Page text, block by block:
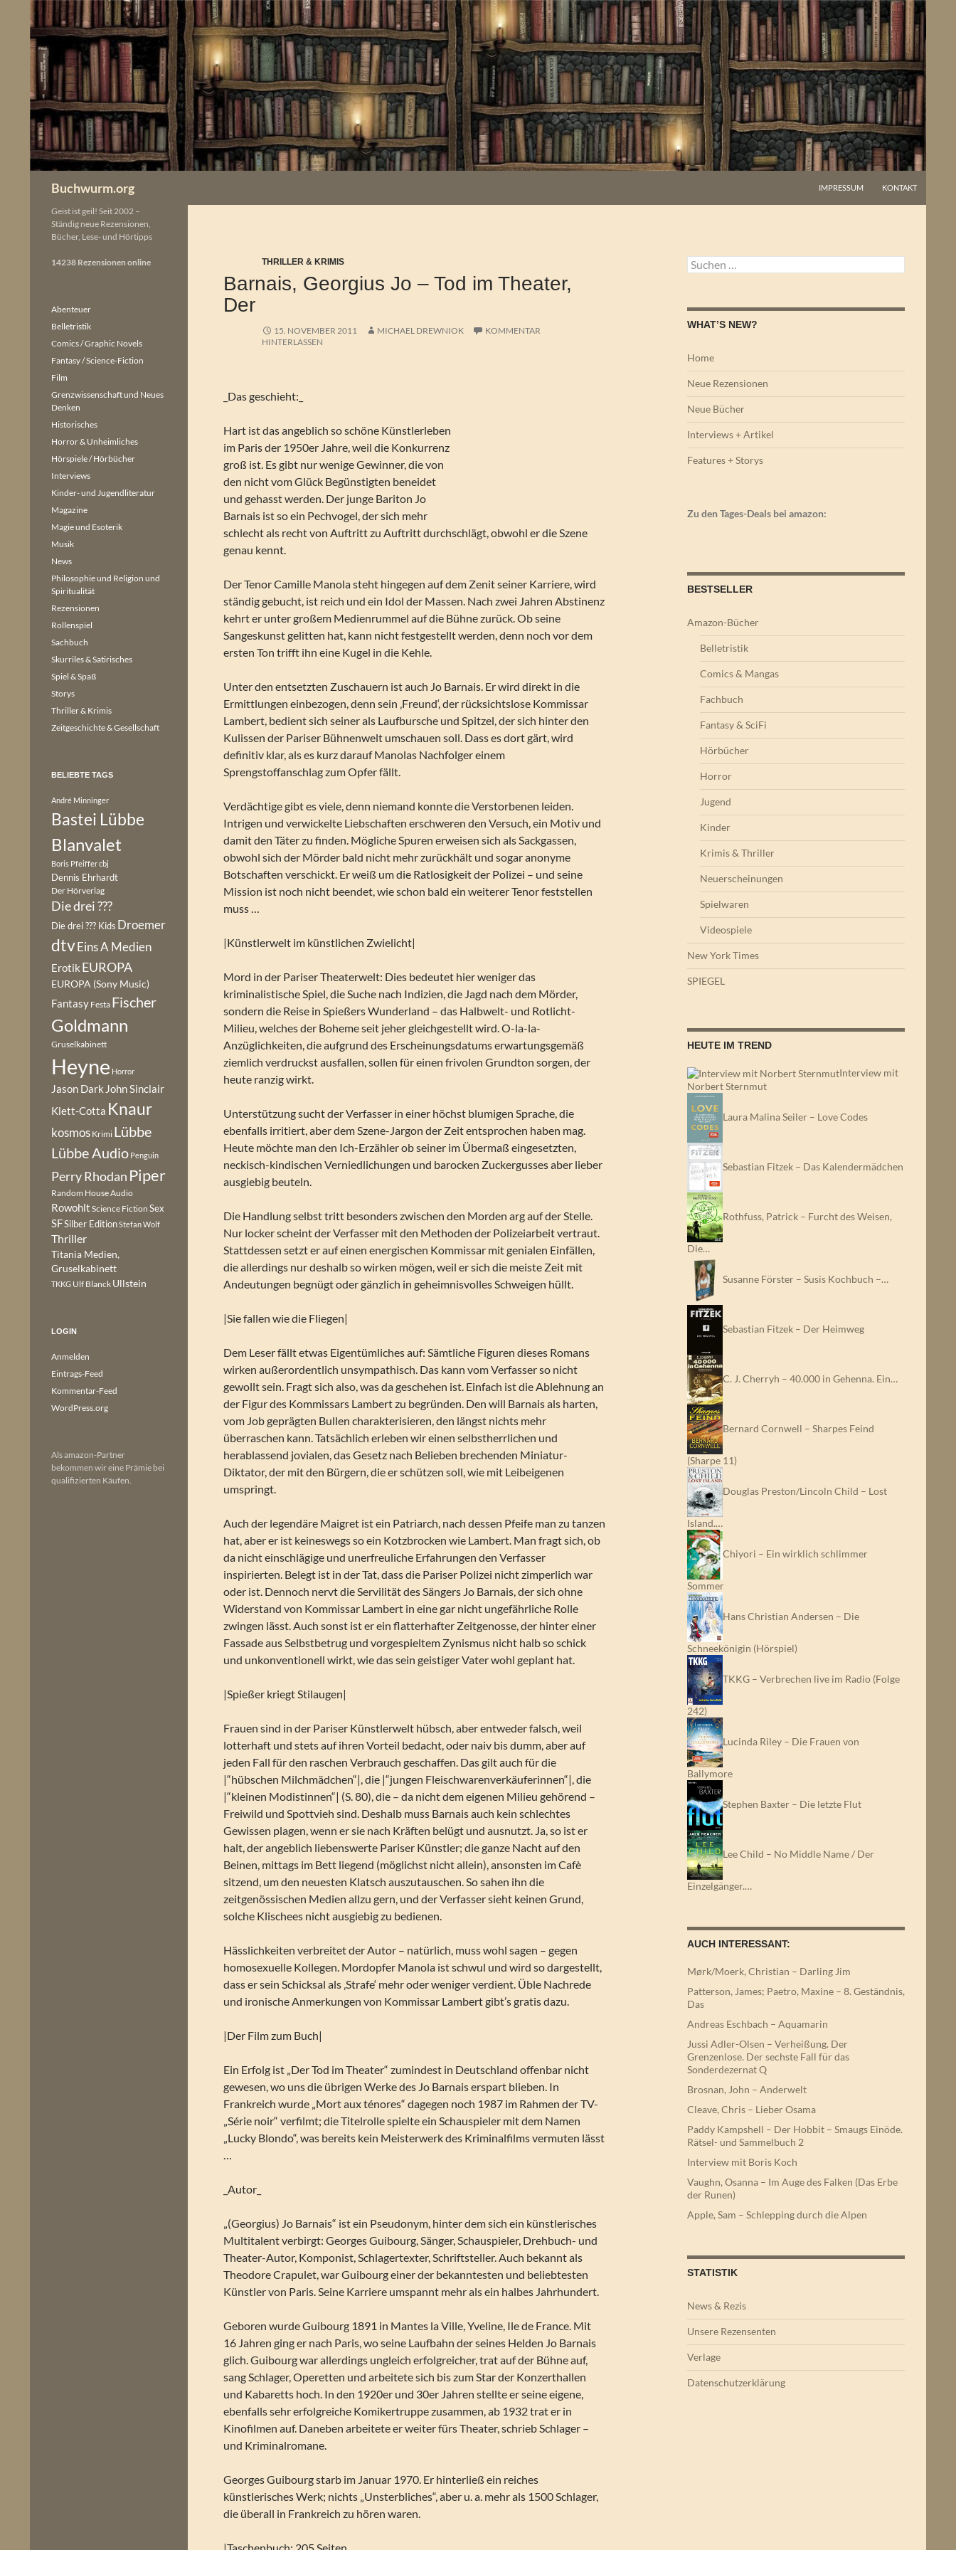
springen
Buchwurm.org IMPRESSUM KONTAKT
THRILLER & KRIMIS
Barnais, Georgius Jo – Tod im Theater,
Der
15. NOVEMBER 2011 MICHAEL DREWNIOK
KOMMENTAR
HINTERLASSEN
_Das geschieht:_
Hart ist das angeblich so schöne Künstlerleben
im Paris der 1950er Jahre, weil die Konkurrenz
groß ist. Es gibt nur wenige Gewinner, die von
den nicht vom Glück Begünstigten beneidet
und gehasst werden. Der junge Bariton Jo
Barnais ist so ein Pechvogel, der sich mehr
schlecht als recht von Auftritt zu Auftritt durchschlägt, obwohl er die Szene
genau kennt.
Der Tenor Camille Manola steht hingegen auf dem Zenit seiner Karriere, wird
ständig gebucht, ist reich und ein Idol der Massen. Nach zwei Jahren Abstinenz
kehrt er unter großem Medienrummel auf die Bühne zurück. Ob seine
Sangeskunst gelitten hat, kann nicht festgestellt werden, denn noch vor dem
ersten Ton trifft ihn eine Kugel in die Kehle.
Unter den entsetzten Zuschauern ist auch Jo Barnais. Er wird direkt in die
Ermittlungen einbezogen, denn sein ‚Freund‘, der rücksichtslose Kommissar
Lambert, bedient sich seiner als Laufbursche und Spitzel, der sich hinter den
Kulissen der Pariser Bühnenwelt umschauen soll. Dass es dort gärt, wird
definitiv klar, als es kurz darauf Manolas Nachfolger einem
Sprengstoffanschlag zum Opfer fällt.
Verdächtige gibt es viele, denn niemand konnte die Verstorbenen leiden.
Intrigen und verwickelte Liebschaften erschweren den Versuch, ein Motiv und
damit den Täter zu finden. Mögliche Spuren erweisen sich als Sackgassen,
obwohl sich der Mörder bald nicht mehr zurückhält und sogar anonyme
Botschaften verschickt. Er weiß um die Ratlosigkeit der Polizei – und seine
Mission ist noch nicht beendet, wie schon bald ein weiterer Tenor feststellen
muss …
|Künstlerwelt im künstlichen Zwielicht|
Mord in der Pariser Theaterwelt: Dies bedeutet hier weniger das
kriminalistische Spiel, die Suche nach Indizien, die Jagd nach dem Mörder,
sondern die Reise in Spießers Wunderland – das Halbwelt- und Rotlicht-
Milieu, welches der Boheme seit jeher gleichgestellt wird. O-la-la-
Anzüglichkeiten, die aufgrund des Erscheinungsdatums erwartungsgemäß
ziemlich verdruckst ausfallen, sollen für einen frivolen Grundton sorgen, der
heute ranzig wirkt.
Unterstützung sucht der Verfasser in einer höchst blumigen Sprache, die
ebenfalls irritiert, aber dem Szene-Jargon der Zeit entsprochen haben mag.
Heute möchte man den Ich-Erzähler ob seiner im Übermaß eingesetzten,
neckisch-kindischen Verniedlichungen und barocken Zuckergusses aber lieber
ausgiebig beuteln.
Die Handlung selbst tritt besonders zwischen den Morden arg auf der Stelle.
Nur locker scheint der Verfasser mit den Methoden der Polizeiarbeit vertraut.
Stattdessen setzt er auf einen energischen Kommissar mit genialen Einfällen,
die allerdings nur deshalb so wirken mögen, weil er sich die meiste Zeit mit
Andeutungen begnügt oder gänzlich in geheimnisvolles Schweigen hüllt.
|Sie fallen wie die Fliegen|
Dem Leser fällt etwas Eigentümliches auf: Sämtliche Figuren dieses Romans
wirken außerordentlich unsympathisch. Das kann vom Verfasser so nicht
gewollt sein. Fragt sich also, was da geschehen ist. Einfach ist die Ablehnung an
der Figur des Kommissars Lambert zu begründen. Den will Barnais als harten,
vom Job geprägten Bullen charakterisieren, den längst nichts mehr
überraschen kann. Tatsächlich erleben wir einen selbstherrlichen und
herablassend jovialen, das Gesetz nach Belieben brechenden Miniatur-
Diktator, der mit den Bürgern, die er schützen soll, wie mit Leibeigenen
umspringt.
Auch der legendäre Maigret ist ein Patriarch, nach dessen Pfeife man zu tanzen
hat, aber er ist keineswegs so ein Kotzbrocken wie Lambert. Man fragt sich, ob
da nicht einschlägige und unerfreuliche Erfahrungen den Verfasser
inspirierten. Belegt ist in der Tat, dass die Pariser Polizei nicht zimperlich war
oder ist. Dennoch nervt die Servilität des Sängers Jo Barnais, der sich ohne
Widerstand von Kommissar Lambert in eine gar nicht ungefährliche Rolle
zwingen lässt. Auch sonst ist er ein flatterhafter Zeitgenosse, der hinter einer
Fassade aus Selbstbetrug und vorgespieltem Zynismus nicht halb so schick
und unkonventionell wirkt, wie das sein geistiger Vater wohl geplant hat.
|Spießer kriegt Stilaugen|
Frauen sind in der Pariser Künstlerwelt hübsch, aber entweder falsch, weil
lotterhaft und stets auf ihren Vorteil bedacht, oder naiv bis dumm, aber auf
jeden Fall für den raschen Verbrauch geschaffen. Das gilt auch für die
|“hübschen Milchmädchen“|, die |“jungen Fleischwarenverkäuferinnen“|, die
|“kleinen Modistinnen“| (S. 80), die – da nicht dem eigenen Milieu gehörend –
Freiwild und Spottvieh sind. Deshalb muss Barnais auch kein schlechtes
Gewissen plagen, wenn er sie nach Kräften belügt und ausnutzt. Ja, so ist er
halt, der angeblich liebenswerte Pariser Künstler; die ganze Nacht auf den
Beinen, mittags im Bett liegend (möglichst nicht allein), ansonsten im Cafè
sitzend, um den neuesten Klatsch auszutauschen. So sahen ihn die
zeitgenössischen Medien allzu gern, und der Verfasser sieht keinen Grund,
solche Klischees nicht ausgiebig zu bedienen.
Hässlichkeiten verbreitet der Autor – natürlich, muss wohl sagen – gegen
homosexuelle Kollegen. Mordopfer Manola ist schwul und wird so dargestellt,
dass er sein Schicksal als ‚Strafe‘ mehr oder weniger verdient. Üble Nachrede
und ironische Anmerkungen von Kommissar Lambert gibt’s gratis dazu.
|Der Film zum Buch|
Ein Erfolg ist „Der Tod im Theater“ zumindest in Deutschland offenbar nicht
gewesen, wo uns die übrigen Werke des Jo Barnais erspart blieben. In
Frankreich wurde „Mort aux ténores“ dagegen noch 1987 im Rahmen der TV-
„Série noir“ verfilmt; die Titelrolle spielte ein Schauspieler mit dem Namen
„Lucky Blondo“, was bereits kein Meisterwerk des Kriminalfilms vermuten lässt
…
_Autor_
„(Georgius) Jo Barnais“ ist ein Pseudonym, hinter dem sich ein künstlerisches
Multitalent verbirgt: Georges Guibourg, Sänger, Schauspieler, Drehbuch- und
Theater-Autor, Komponist, Schlagertexter, Schriftsteller. Auch bekannt als
Theodore Crapulet, war Guibourg einer der bekanntesten und beliebtesten
Künstler von Paris. Seine Karriere umspannt mehr als ein halbes Jahrhundert.
Geboren wurde Guibourg 1891 in Mantes la Ville, Yveline, Ile de France. Mit
16 Jahren ging er nach Paris, wo seine Laufbahn der seines Helden Jo Barnais
glich. Guibourg war allerdings ungleich erfolgreicher, trat auf der Bühne auf,
sang Schlager, Operetten und arbeitete sich bis zum Star der Konzerthallen
und Kabaretts hoch. In den 1920er und 30er Jahren stellte er seine eigene,
ebenfalls sehr erfolgreiche Komikertruppe zusammen, ab 1932 trat er in
Kinofilmen auf. Daneben arbeitete er weiter fürs Theater, schrieb Schlager –
und Kriminalromane.
Georges Guibourg starb im Januar 1970. Er hinterließ ein reiches
künstlerisches Werk; nichts „Unsterbliches“, aber u. a. mehr als 1500 Schlager,
die überall in Frankreich zu hören waren.
Suchen
nach:
WHAT’S NEW?
Home
Neue Rezensionen
Neue Bücher
Interviews + Artikel
Features + Storys
Zu den Tages-Deals bei amazon:
BESTSELLER
Amazon-Bücher
Belletristik
Comics & Mangas
Fachbuch
Fantasy & SciFi
Hörbücher
Horror
Jugend
Kinder
Krimis & Thriller
Neuerscheinungen
Spielwaren
Videospiele
New York Times
SPIEGEL
HEUTE IM TREND
Interview mit
Norbert Sternmut
Laura Malina Seiler – Love Codes
Sebastian Fitzek – Das Kalendermädchen
Rothfuss, Patrick – Furcht des Weisen,
Die…
Susanne Förster – Susis Kochbuch –…
Sebastian Fitzek – Der Heimweg
C. J. Cherryh – 40.000 in Gehenna. Ein…
Bernard Cornwell – Sharpes Feind
(Sharpe 11)
Douglas Preston/Lincoln Child – Lost
Island.…
Chiyori – Ein wirklich schlimmer
Sommer
Hans Christian Andersen – Die
Schneekönigin (Hörspiel)
TKKG – Verbrechen live im Radio (Folge
242)
Lucinda Riley – Die Frauen von
Ballymore
Stephen Baxter – Die letzte Flut
Lee Child – No Middle Name / Der
Einzelgänger.…
AUCH INTERESSANT:
Mørk/Moerk, Christian – Darling Jim
Patterson, James; Paetro, Maxine – 8. Geständnis,
Das
Andreas Eschbach – Aquamarin
Jussi Adler-Olsen – Verheißung. Der
Grenzenlose. Der sechste Fall für das
Sonderdezernat Q
Brosnan, John – Anderwelt
Cleave, Chris – Lieber Osama
Paddy Kampshell – Der Hobbit – Smaugs Einöde.
Rätsel- und Sammelbuch 2
Interview mit Boris Koch
Vaughn, Osanna – Im Auge des Falken (Das Erbe
der Runen)
Apple, Sam – Schlepping durch die Alpen
STATISTIK
News & Rezis
Unsere Rezensenten
Verlage
Datenschutzerklärung
Geist ist geil! Seit 2002 –
Ständig neue Rezensionen,
Bücher, Lese- und Hörtipps
14238 Rezensionen online
Abenteuer
Belletristik
Comics / Graphic Novels
Fantasy / Science-Fiction
Film
Grenzwissenschaft und Neues
Denken
Historisches
Horror & Unheimliches
Hörspiele / Hörbücher
Interviews
Kinder- und Jugendliteratur
Magazine
Magie und Esoterik
Musik
News
Philosophie und Religion und
Spiritualität
Rezensionen
Rollenspiel
Sachbuch
Skurriles & Satirisches
Spiel & Spaß
Storys
Thriller & Krimis
Zeitgeschichte & Gesellschaft
BELIEBTE TAGS
André Minninger
Bastei Lübbe
Blanvalet
Boris Pfeiffercbj
Dennis Ehrhardt
Der Hörverlag
Die drei ???
Die drei ??? Kids Droemer
dtvEins A Medien
Erotik EUROPA
EUROPA (Sony Music)
Fantasy Festa Fischer
Goldmann
Gruselkabinett
Heyne Horror
Jason Dark John Sinclair
Klett-Cotta Knaur
kosmos Krimi Lübbe
Lübbe Audio Penguin
Perry Rhodan Piper
Random House Audio
Rowohlt Science Fiction Sex
SFSilber EditionStefan Wolf
Thriller
Titania Medien,
Gruselkabinett
TKKG Ulf Blanck Ullstein
LOGIN
Anmelden
Eintrags-Feed
Kommentar-Feed
WordPress.org
Als amazon-Partner
bekommen wir eine Prämie bei
qualifizierten Käufen.